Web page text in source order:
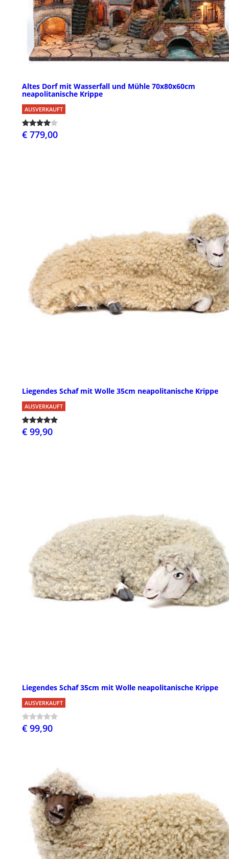
Altes Dorf mit Wasserfall und Mühle 70x80x60cm
neapolitanische Krippe
AUSVERKAUFT
€ 779,00
Liegendes Schaf mit Wolle 35cm neapolitanische Krippe
AUSVERKAUFT
€ 99,90
Liegendes Schaf 35cm mit Wolle neapolitanische Krippe
AUSVERKAUFT
€ 99,90